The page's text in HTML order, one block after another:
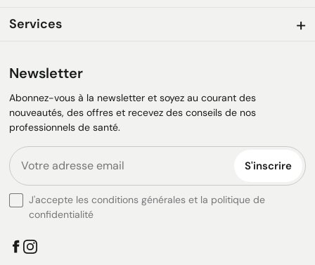
Services
Newsletter
Abonnez-vous à la newsletter et soyez au courant des
nouveautés, des offres et recevez des conseils de nos
professionnels de santé.
S'inscrire
J'accepte les conditions générales et la politique de
confidentialité